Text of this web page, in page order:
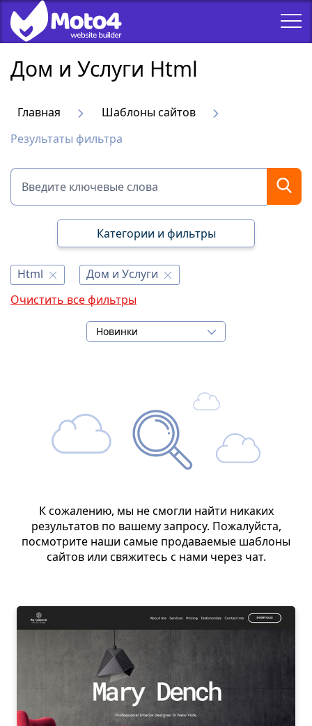
Дом и Услуги Html
Главная
Шаблоны сайтов
Результаты фильтра
Категории и фильтры
Html
Дом и Услуги
Очистить все фильтры
Новинки
К сожалению, мы не смогли найти никаких
результатов по вашему запросу. Пожалуйста,
посмотрите наши самые продаваемые шаблоны
сайтов или свяжитесь с нами через чат.